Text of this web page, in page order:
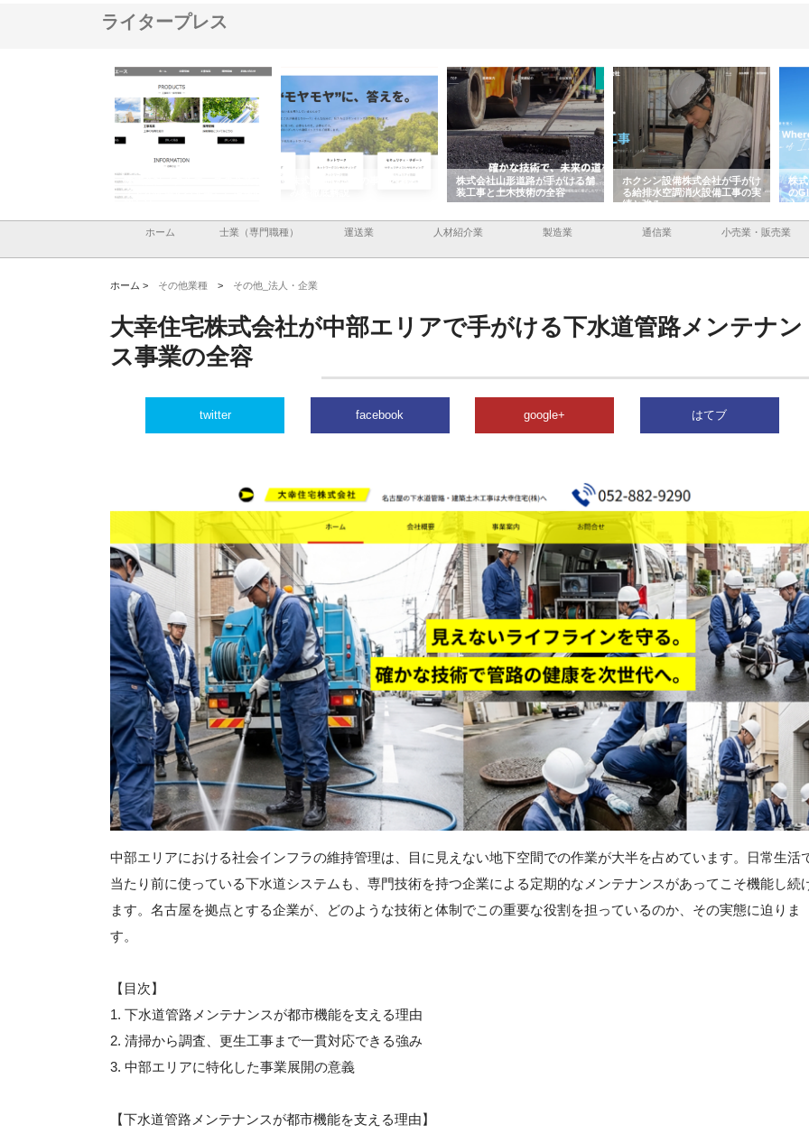
ライタープレス
みを徹底解説
株式会社山形道路が手がける舗
ホクシン設備株式会社が手がけ
る給排水空調消火設備工事の実
績と強み
株式会社東京シー・エム・シー
のGISインフラ管理システム導
入メリット
株
か
由
ホーム 士業（専門職種） 運送業 人材紹介業 製造業 通信業 小売業・販売業
ホーム > その他業種 > その他_法人・企業
大幸住宅株式会社が中部エリアで手がける下水道管路メンテナン
ス事業の全容
twitter facebook google+ はてブ
中部エリアにおける社会インフラの維持管理は、目に見えない地下空間での作業が大半を占めています。日常生活
当たり前に使っている下水道システムも、専門技術を持つ企業による定期的なメンテナンスがあってこそ機能し続
ます。名古屋を拠点とする企業が、どのような技術と体制でこの重要な役割を担っているのか、その実態に迫りま
す。
【目次】
1. 下水道管路メンテナンスが都市機能を支える理由
2. 清掃から調査、更生工事まで一貫対応できる強み
3. 中部エリアに特化した事業展開の意義
【下水道管路メンテナンスが都市機能を支える理由】